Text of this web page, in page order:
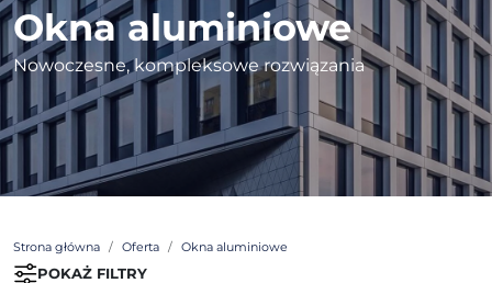
Okna aluminiowe
Nowoczesne, kompleksowe rozwiązania
Strona główna Oferta Okna aluminiowe
POKAŻ FILTRY